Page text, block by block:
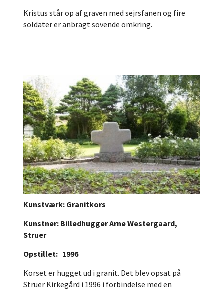
Kristus står op af graven med sejrsfanen og fire
soldater er anbragt sovende omkring.
Kunstværk: Granitkors
Kunstner: Billedhugger Arne Westergaard,
Struer
Opstillet: 1996
Korset er hugget ud i granit. Det blev opsat på
Struer Kirkegård i 1996 i forbindelse med en